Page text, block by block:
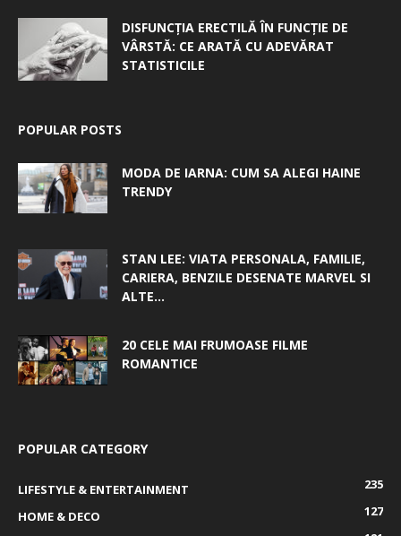
DISFUNCȚIA ERECTILĂ ÎN FUNCȚIE DE
VÂRSTĂ: CE ARATĂ CU ADEVĂRAT
STATISTICILE
POPULAR POSTS
MODA DE IARNA: CUM SA ALEGI HAINE
TRENDY
STAN LEE: VIATA PERSONALA, FAMILIE,
CARIERA, BENZILE DESENATE MARVEL SI
ALTE...
20 CELE MAI FRUMOASE FILME
ROMANTICE
POPULAR CATEGORY
LIFESTYLE & ENTERTAINMENT
235
HOME & DECO
127